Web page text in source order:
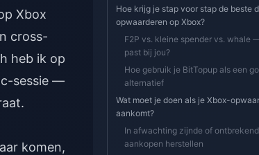
Xbox
cross-
heb ik op
sessie —
komen,
Hoe krijg je stap voor stap de beste
opwaarderen op Xbox?
F2P vs. kleine spender vs. whale
past bij jou?
Hoe gebruik je BitTopup als een
alternatief
Wat moet je doen als je Xbox-
aankomt?
In afwachting zijnde of
aankopen herstellen